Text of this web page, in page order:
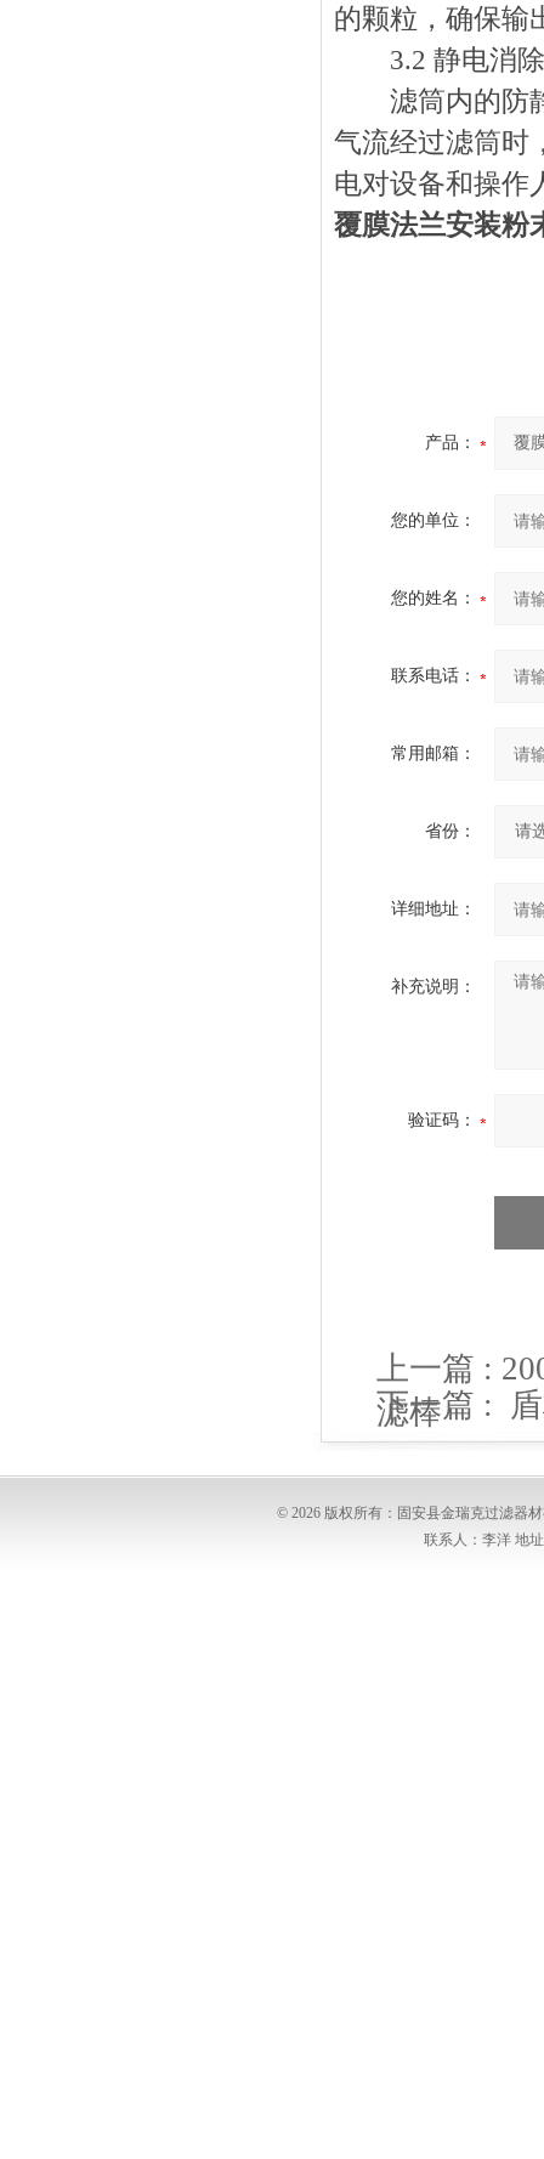
的颗粒，确保输
3.2 静电消除
滤筒内的防静
气流经过滤筒时
电对设备和操作
覆膜法兰安装粉
产品：
您的单位：
您的姓名：
联系电话：
常用邮箱：
省份：
详细地址：
补充说明：
验证码：
上一篇 :
滤棒
下一篇 :
© 2026 版权所有：固安县金瑞克过滤器
联系人：李洋 地